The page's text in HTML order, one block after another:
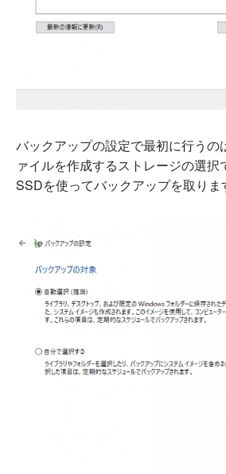
バックアップの設定で最初に行うの
ァイルを作成するストレージの選択
SSDを使ってバックアップを取りま